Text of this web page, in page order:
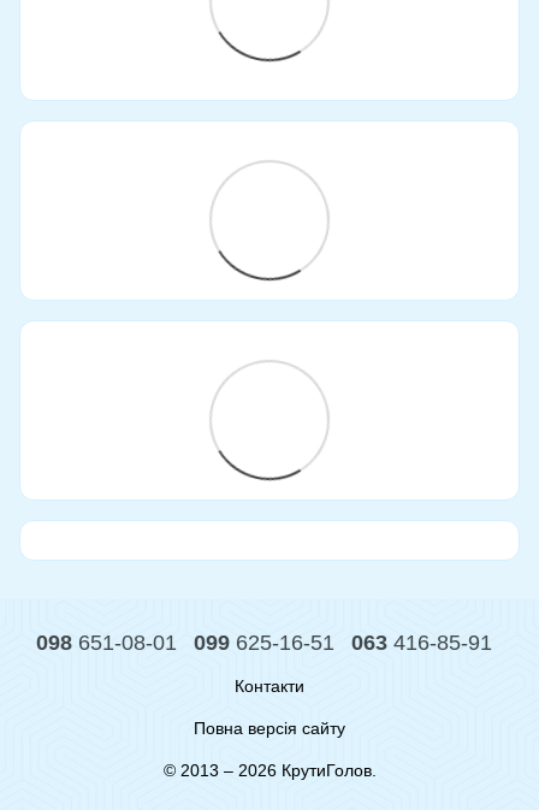
098 651-08-01 099 625-16-51 063 416-85-91
Контакти
Повна версія сайту
© 2013 – 2026 КрутиГолов.